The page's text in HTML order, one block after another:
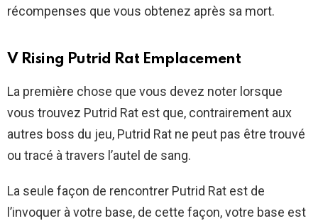
récompenses que vous obtenez après sa mort.
V Rising Putrid Rat Emplacement
La première chose que vous devez noter lorsque
vous trouvez Putrid Rat est que, contrairement aux
autres boss du jeu, Putrid Rat ne peut pas être trouvé
ou tracé à travers l’autel de sang.
La seule façon de rencontrer Putrid Rat est de
l’invoquer à votre base, de cette façon, votre base est